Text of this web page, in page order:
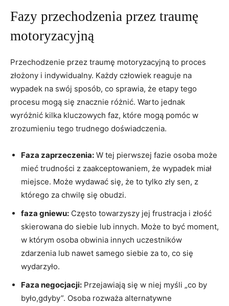
Fazy przechodzenia przez traumę
motoryzacyjną
Przechodzenie przez traumę motoryzacyjną to proces
złożony i indywidualny. Każdy człowiek reaguje na
wypadek na swój sposób, co sprawia,⁢ że etapy tego
procesu mogą się znacznie różnić. Warto jednak
wyróżnić kilka kluczowych faz, które mogą ‌pomóc w
zrozumieniu tego trudnego doświadczenia.
Faza zaprzeczenia: W tej‍ pierwszej‌ fazie osoba może
mieć trudności z​ zaakceptowaniem, że wypadek miał
⁢miejsce. Może wydawać ⁤się, że to tylko zły sen, z
⁢którego⁣ za ⁣chwilę się obudzi.
faza gniewu: Często towarzyszy jej frustracja i złość
skierowana⁣ do siebie lub innych.​ Może​ to być moment,
w którym osoba obwinia innych uczestników
zdarzenia lub nawet samego siebie za to, co się
wydarzyło.
Faza negocjacji: Przejawiają się w⁤ niej myśli „co by
było,gdyby”. Osoba rozważa ​alternatywne